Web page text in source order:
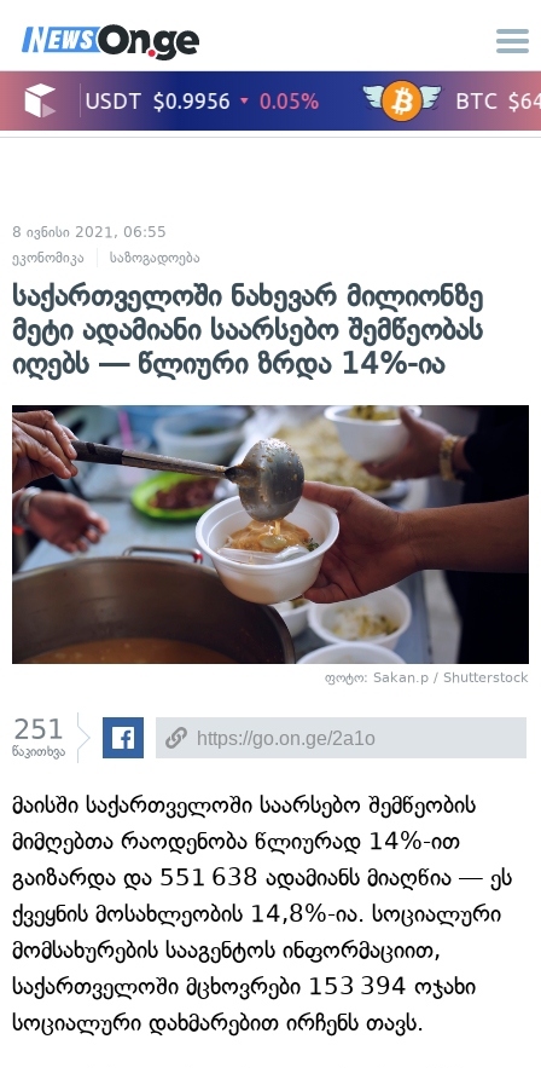
8 ივნისი 2021, 06:55
ეკონომიკა
საზოგადოება
საქართველოში ნახევარ მილიონზე
მეტი ადამიანი საარსებო შემწეობას
იღებს — წლიური ზრდა 14%-ია
ფოტო: Sakan.p / Shutterstock
251
წაკითხვა
მაისში საქართველოში საარსებო შემწეობის
მიმღებთა რაოდენობა წლიურად 14%-ით
გაიზარდა და 551 638 ადამიანს მიაღწია — ეს
ქვეყნის მოსახლეობის 14,8%-ია. სოციალური
მომსახურების სააგენტოს ინფორმაციით,
საქართველოში მცხოვრები 153 394 ოჯახი
სოციალური დახმარებით ირჩენს თავს.